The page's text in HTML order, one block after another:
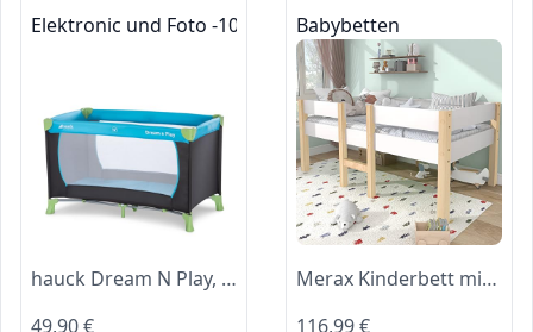
Elektronic und Foto -10%
hauck Dream N Play, Waterblue - Baby & Kinder Reisebett mit Tragetasche ab Geburt bis 15 kg, Schnell & Kompakt Faltbar, Große Netzfenster
49,90 €
Babybetten
Merax Kinderbett mit Rausfallschutz, Babybett für Jungen & Mädchen, Stabil Massivholz & Holz-Platte Beistellbett mit Lattenrost, 90x200 cm, Weiß
116,99 €